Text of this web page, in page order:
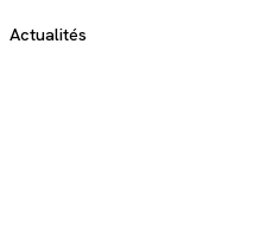
Actualités